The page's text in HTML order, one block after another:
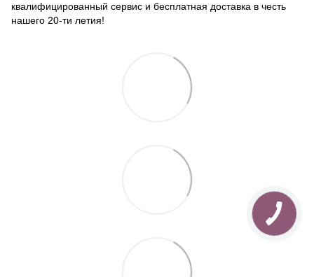
квалифицированный сервис и бесплатная доставка в честь
нашего 20-ти летия!